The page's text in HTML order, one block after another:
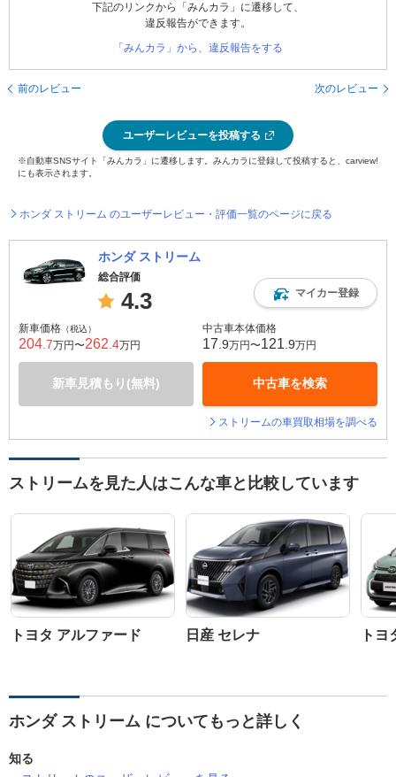
下記のリンクから「みんカラ」に遷移して、
違反報告ができます。
「みんカラ」から、違反報告をする
前のレビュー 次のレビュー
ユーザーレビューを投稿する
※自動車SNSサイト「みんカラ」に遷移します。みんカラに登録して投稿すると、carview!
にも表示されます。
ホンダ ストリーム のユーザーレビュー・評価一覧のページに戻る
ホンダ ストリーム
総合評価
4.3 マイカー登録
新車価格 （税込）
204 .7万円〜262 .4万円
新車見積もり(無料)
中古車本体価格
17 .9万円〜121 .9万円
中古車を検索
ストリームの車買取相場を調べる
ストリームを見た人はこんな車と比較しています
トヨタ アルファード 日産 セレナ ト
ホンダ ストリーム についてもっと詳しく
知る